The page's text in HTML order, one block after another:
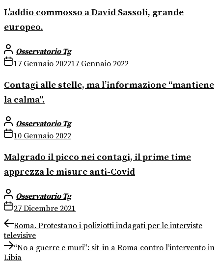
L’addio commosso a David Sassoli, grande
europeo.
Osservatorio Tg
17 Gennaio 202217 Gennaio 2022
Contagi alle stelle, ma l’informazione “mantiene
la calma”.
Osservatorio Tg
10 Gennaio 2022
Malgrado il picco nei contagi, il prime time
apprezza le misure anti-Covid
Osservatorio Tg
27 Dicembre 2021
Navigazione
articoli
Previous
post:
Roma. Protestano i poliziotti indagati per le interviste
televisive
Next
post:
“No a guerre e muri”: sit-in a Roma contro l’intervento in
Libia